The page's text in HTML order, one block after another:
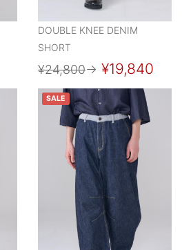
DOUBLE KNEE DENIM
SHORT
¥24,800→ ¥19,840
SALE